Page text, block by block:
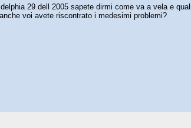
29 dell 2005 sapete dirmi come va a vela e
voi avete riscontrato i medesimi problemi?